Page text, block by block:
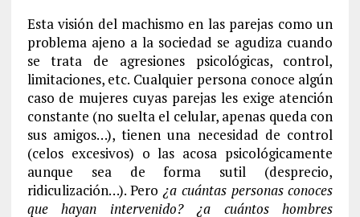
Esta visión del machismo en las parejas como un
problema ajeno a la sociedad se agudiza cuando
se trata de agresiones psicológicas, control,
limitaciones, etc. Cualquier persona conoce algún
caso de mujeres cuyas parejas les exige atención
constante (no suelta el celular, apenas queda con
sus amigos…), tienen una necesidad de control
(celos excesivos) o las acosa psicológicamente
aunque sea de forma sutil (desprecio,
ridiculización…). Pero¿a cuántas personas conoces
que hayan intervenido?
¿a cuántos hombres